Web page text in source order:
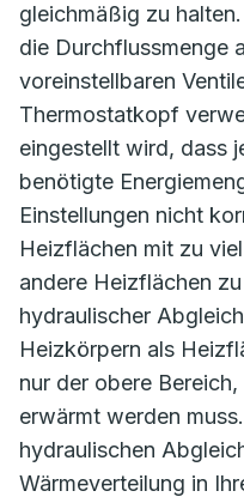
gleichmäßig zu
die Durchflussmenge
voreinstellbaren
Thermostatkopf
eingestellt wird, dass
benötigte
Einstellungen nicht
Heizflächen mit zu
andere Heizflächen
hydraulischer
Heizkörpern als
nur der obere
erwärmt werden
hydraulischen
Wärmeverteilung in